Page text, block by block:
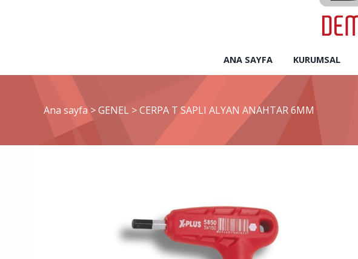
ANA SAYFA KURUMSAL
Ana sayfa >GENEL >CERPA T SAPLI ALYAN ANAHTAR 6MM